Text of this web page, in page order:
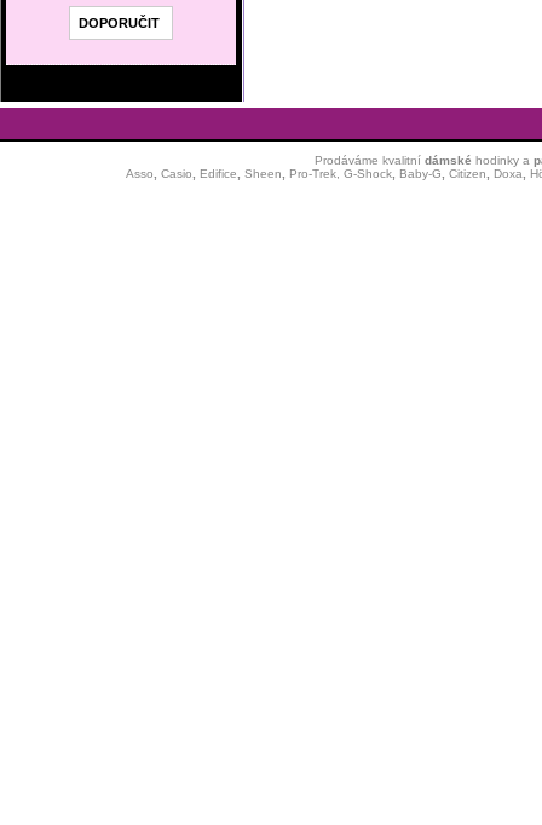
Prodáváme kvalitní dámské hodinkya
Asso
Casio Edifice Sheen Pro-Trek, G-Shock, Baby-G Citizen Doxa